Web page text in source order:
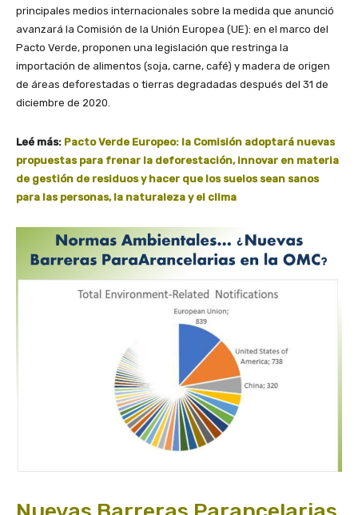
principales medios internacionales sobre la medida que anunció
avanzará la Comisión de la Unión Europea (UE): en el marco del
Pacto Verde, proponen una legislación que restringa la
importación de alimentos (soja, carne, café) y madera de origen
de áreas deforestadas o tierras degradadas después del 31 de
diciembre de 2020.
Leé más: Pacto Verde Europeo: la Comisión adoptará nuevas
propuestas para frenar la deforestación, innovar en materia
de gestión de residuos y hacer que los suelos sean sanos
para las personas, la naturaleza y el clima